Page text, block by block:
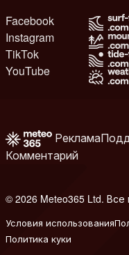
Facebook
Instagram
TikTok
YouTube
Реклама
Комментарий
© 2026 Meteo365 Ltd.
Условия использования
Политика куки